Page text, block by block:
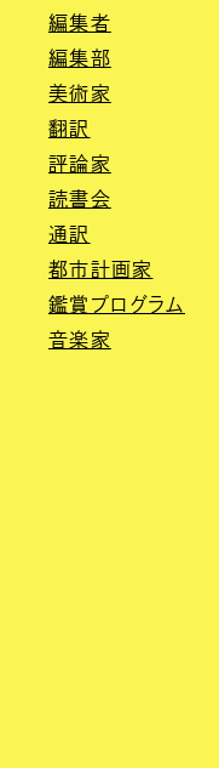
編集者
編集部
美術家
翻訳
評論家
読書会
通訳
都市計画家
鑑賞プログラム
音楽家